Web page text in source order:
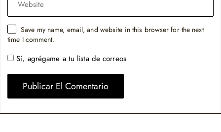
Save my name, email, and website in this browser for the next
time I comment.
Sí, agrégame a tu lista de correos